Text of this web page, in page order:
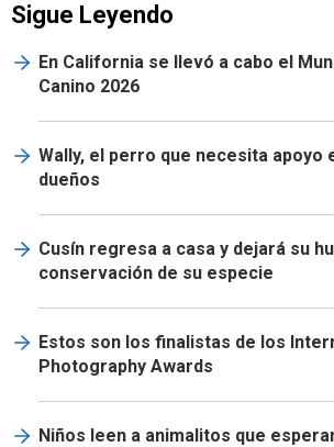
Sigue Leyendo
En California se llevó a cabo el
Canino 2026
Wally, el perro que necesita apoyo
dueños
Cusín regresa a casa y dejará su
conservación de su especie
Estos son los finalistas de los
Photography Awards
Niños leen a animalitos que